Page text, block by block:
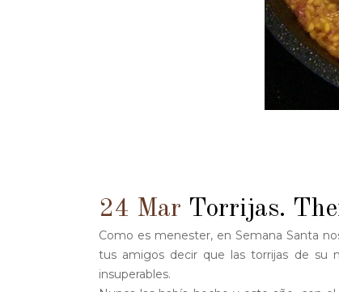
24 Mar Torrijas.
Como es menester, en Semana Santa
tus amigos decir que las torrijas de su
insuperables.